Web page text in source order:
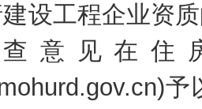
设工程企业资
意见在住